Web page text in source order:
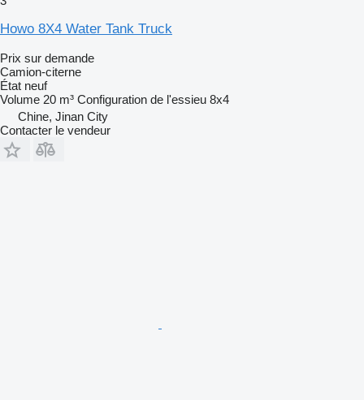
Howo 8X4 Water Tank Truck
Prix sur demande
Camion-citerne
État neuf
Volume 20 m³ Configuration de l'essieu 8x4
Chine, Jinan City
Contacter le vendeur